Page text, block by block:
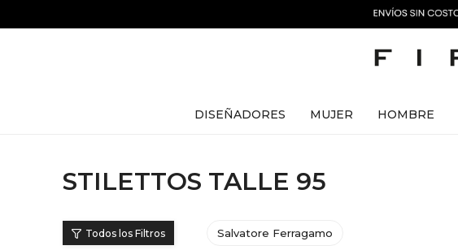
DISEÑADORES MUJER HOMBRE
STILETTOS TALLE 95
Salvatore Ferragamo